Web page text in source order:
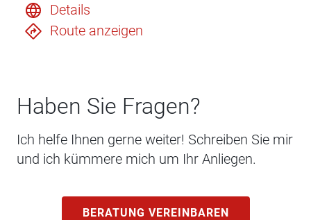
Details
Route anzeigen
Haben Sie Fragen?
Ich helfe Ihnen gerne weiter! Schreiben Sie mir
und ich kümmere mich um Ihr Anliegen.
BERATUNG VEREINBAREN